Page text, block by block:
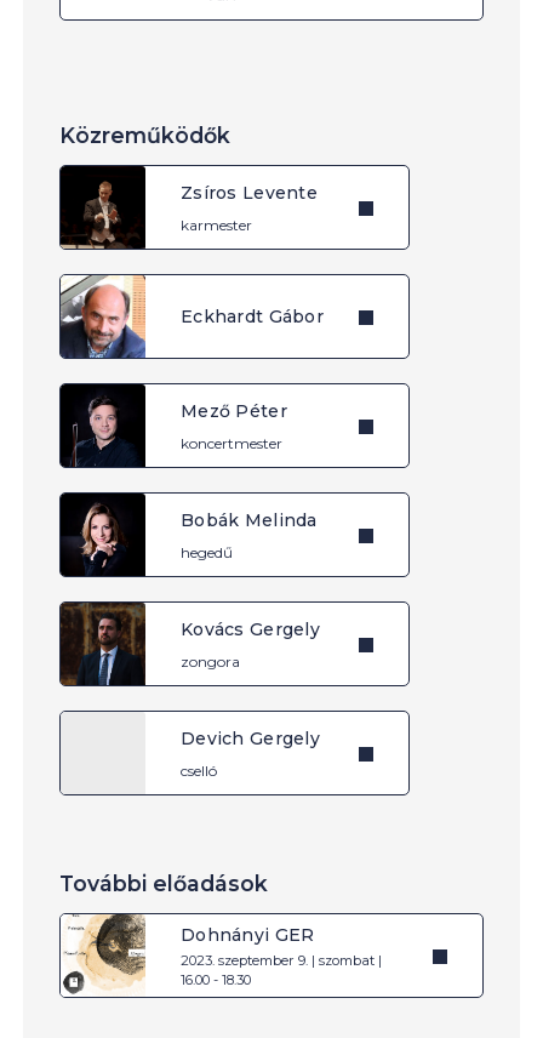
Közreműködők
Zsíros Levente
karmester
Eckhardt Gábor
Mező Péter
koncertmester
Bobák Melinda
hegedű
Kovács Gergely
zongora
Devich Gergely
cselló
További előadások
Dohnányi GER
2023. szeptember 9. | szombat |
16.00 - 18.30